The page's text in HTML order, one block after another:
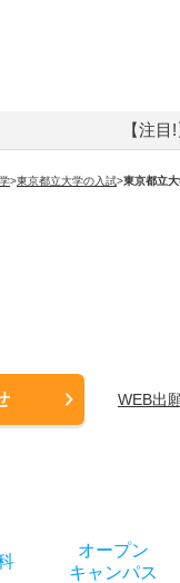
【注
>東京都立大学の入試>東京都立
WEB出
オープン
キャンパス